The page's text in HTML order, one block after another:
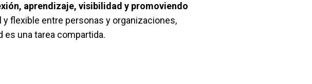
, aprendizaje, visibilidad y promoviendo
flexible entre personas y organizaciones,
es una tarea compartida.